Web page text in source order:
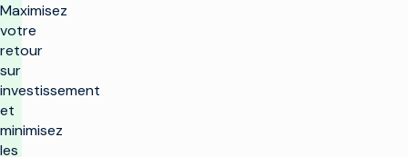
Maximisez
votre
retour
sur
investissement
et
minimisez
les